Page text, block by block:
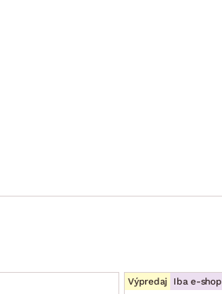
Výpredaj Iba e-shop